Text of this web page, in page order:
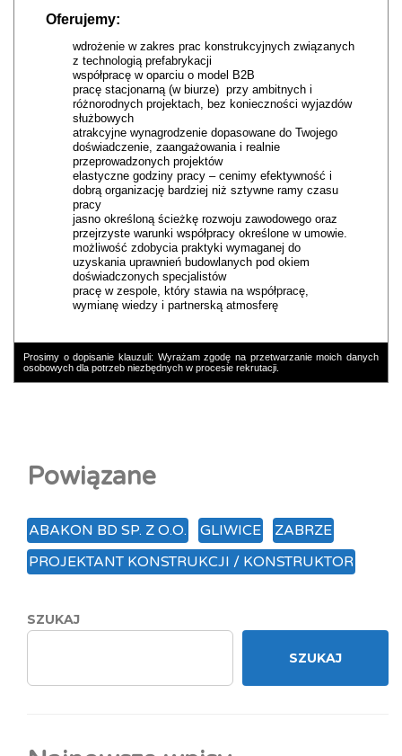
Oferujemy:
wdrożenie w zakres prac konstrukcyjnych związanych
z technologią prefabrykacji
współpracę w oparciu o model B2B
pracę stacjonarną (w biurze) przy ambitnych i
różnorodnych projektach, bez konieczności wyjazdów
służbowych
atrakcyjne wynagrodzenie dopasowane do Twojego
doświadczenie, zaangażowania i realnie
przeprowadzonych projektów
elastyczne godziny pracy – cenimy efektywność i
dobrą organizację bardziej niż sztywne ramy czasu
pracy
jasno określoną ścieżkę rozwoju zawodowego oraz
przejrzyste warunki współpracy określone w umowie.
możliwość zdobycia praktyki wymaganej do
uzyskania uprawnień budowlanych pod okiem
doświadczonych specjalistów
pracę w zespole, który stawia na współpracę,
wymianę wiedzy i partnerską atmosferę
Prosimy o dopisanie klauzuli: Wyrażam zgodę na przetwarzanie moich danych
osobowych dla potrzeb niezbędnych w procesie rekrutacji.
Powiązane
ABAKON BD SP. Z O.O. GLIWICE
ZABRZE
PROJEKTANT KONSTRUKCJI / KONSTRUKTOR
SZUKAJ
SZUKAJ